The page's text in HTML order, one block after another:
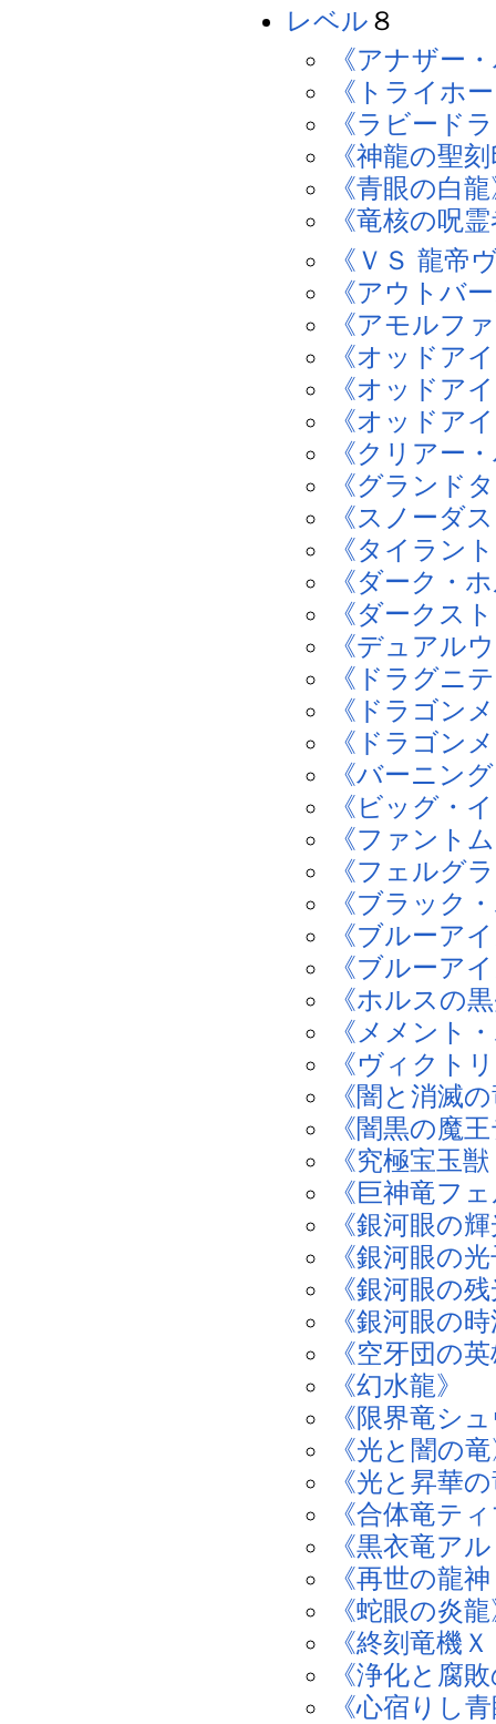
レベル ８
《アナザー
《トライホ
《ラビード
《神龍の聖
《青眼の白
《竜核の呪
《ＶＳ 龍帝
《アウトバ
《アモルフ
《オッドア
《オッドア
《オッドア
《クリアー
《グランド
《スノーダ
《タイラン
《ダーク・
《ダークス
《デュアル
《ドラグニ
《ドラゴン
《ドラゴン
《バーニン
《ビッグ・
《ファント
《フェルグ
《ブラック
《ブルーア
《ブルーア
《ホルスの
《メメント
《ヴィクト
《闇と消滅
《闇黒の魔
《究極宝玉
《巨神竜フ
《銀河眼の
《銀河眼の
《銀河眼の
《銀河眼の
《空牙団の
《幻水龍》
《限界竜シ
《光と闇の
《光と昇華
《合体竜テ
《黒衣竜ア
《再世の龍
《蛇眼の炎
《終刻竜機
《浄化と腐
《心宿りし